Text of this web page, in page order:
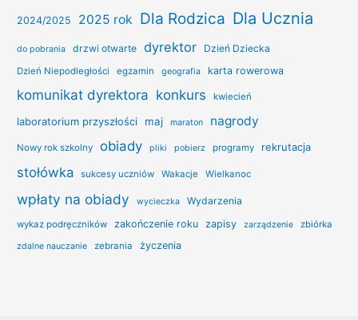
2024/2025 2025 rok Dla Rodzica Dla Ucznia
do pobrania drzwi otwarte dyrektor Dzień Dziecka
Dzień Niepodległości egzamin geografia karta rowerowa
komunikat dyrektora konkurs kwiecień
laboratorium przyszłości maj maraton nagrody
Nowy rok szkolny obiady pliki pobierz programy rekrutacja
stołówka sukcesy uczniów Wakacje Wielkanoc
wpłaty na obiady wycieczka Wydarzenia
wykaz podręczników zakończenie roku zapisy zarządzenie zbiórka
zdalne nauczanie zebrania życzenia